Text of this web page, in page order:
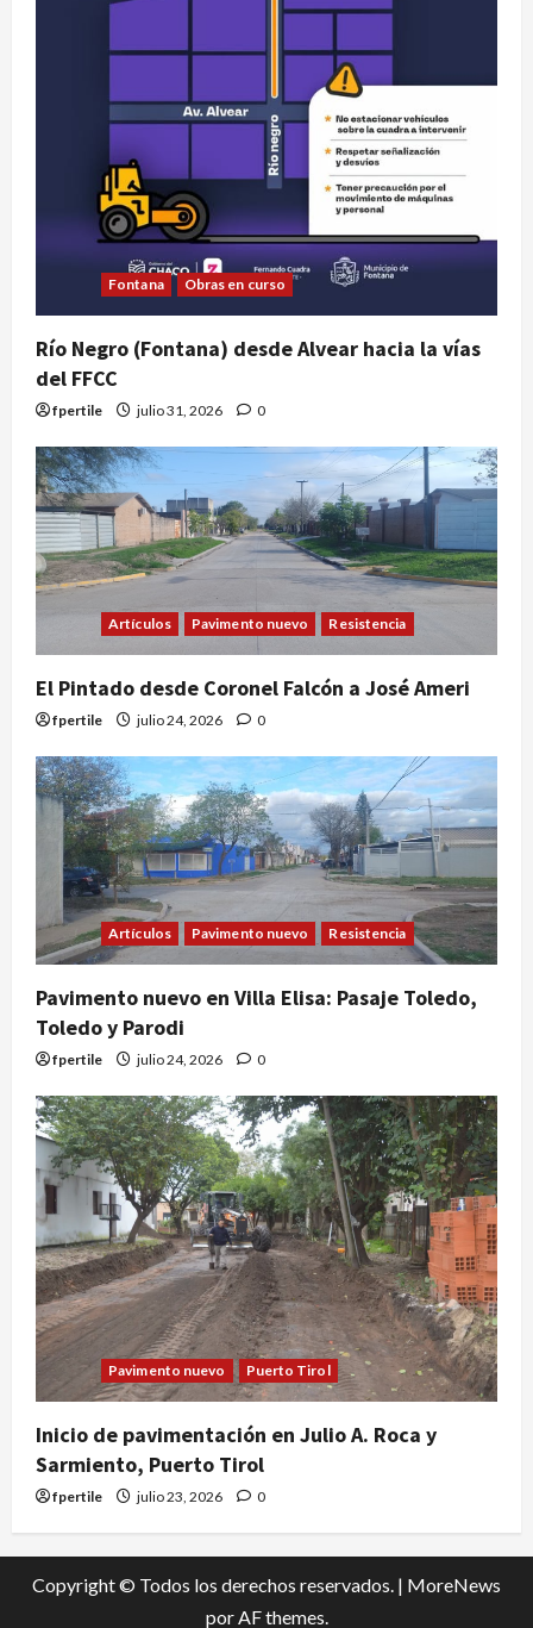
Fontana Obras en curso
Río Negro (Fontana) desde Alvear hacia la vías
del FFCC
fpertile julio 31, 2026 0
Artículos Pavimento nuevo Resistencia
El Pintado desde Coronel Falcón a José Ameri
fpertile julio 24, 2026 0
Artículos Pavimento nuevo Resistencia
Pavimento nuevo en Villa Elisa: Pasaje Toledo,
Toledo y Parodi
fpertile julio 24, 2026 0
Pavimento nuevo Puerto Tirol
Inicio de pavimentación en Julio A. Roca y
Sarmiento, Puerto Tirol
fpertile julio 23, 2026 0
Copyright © Todos los derechos reservados. | MoreNews
por AF themes.